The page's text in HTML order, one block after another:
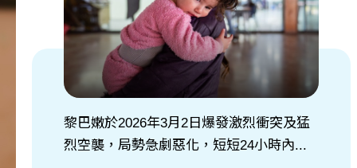
訊息中心
黎巴嫩於2026年3月2日爆發激烈衝突及猛
烈空襲，局勢急劇惡化，短短24小時內...